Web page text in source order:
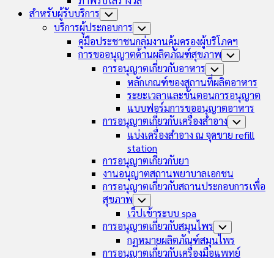
สำหรับผู้รับบริการ Toggle
Child
Menu
บริการผู้ประกอบการ Toggle
Child
Menu
คู่มือประชาชนกลุ่มงานคุ้มครองผู้บริโภคฯ
การขออนุญาตด้านผลิตภัณฑ์สุขภาพ Toggle
การอนุญาตเกี่ยวกับอาหาร Toggle
Child
Menu
หลักเกณฑ์ของสถานที่ผลิตอาหาร
ระยะเวลาและขั้นตอนการอนุญาต
แบบฟอร์มการขออนุญาตอาหาร
การอนุญาตเกี่ยวกับเครื่องสำอาง Toggle
Child
Menu
แบ่งเครื่องสำอาง ณ จุดขาย refill
station
การอนุญาตเกี่ยวกับยา
งานอนุญาตสถานพยาบาลเอกชน
การอนุญาตเกี่ยวกับสถานประกอบการเพื่อ
สุขภาพ Toggle
Child
Menu
เว็ปเข้าระบบ spa
การอนุญาตเกี่ยวกับสมุนไพร Toggle
Child
Menu
กฏหมายผลิตภัณฑ์สมุนไพร
การอนุญาตเกี่ยวกับเครื่องมือแพทย์